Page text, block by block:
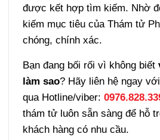
được kết hợp tìm kiếm. Nhờ
kiếm mục tiêu của Thám tử
chóng, chính xác.
Bạn đang bối rối vì không biết
làm sao? Hãy liên hệ ngay
qua Hotline/viber:
thám tử luôn sẵn sàng để hỗ
khách hàng có nhu cầu.